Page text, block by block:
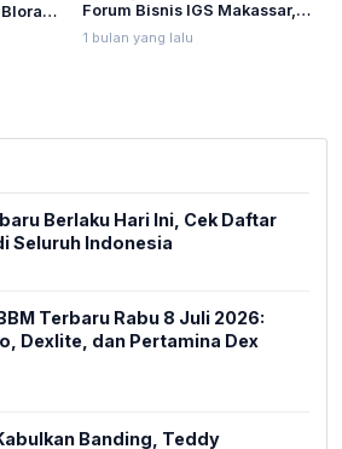
Forum Bisnis IGS Makassar,
Munafri Tawarkan Investasi
Stadion Untia
1 bulan yang lalu
Berlaku Hari Ini, Cek Daftar
Seluruh Indonesia
Terbaru Rabu 8 Juli 2026:
Dexlite, dan Pertamina Dex
Banding, Teddy